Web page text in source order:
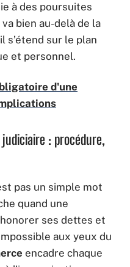
à des poursuites
bien au-delà de la
s’étend sur le plan
et personnel.
d'une
: procédure,
pas un simple mot
quand une
honorer ses dettes et
aux yeux du
encadre chaque